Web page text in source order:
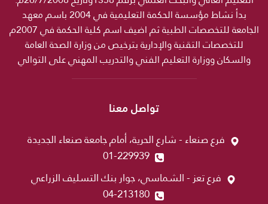
بدأ نشاط مؤسسة الحكمة التعليمية في 2004 باسم معهد
الجامعة للتخصصات الطبية ثم اضيف اسم كلية الحكمة في 2007م
للتخصصات التقنية والإدارية بترخيص من وزارة الصحة العامة
والسكان ووزارة التعليم الفني والتدريب المهني على التوالي
تواصل معنا
فرع صنعاء - شارع الحرية، أمام جامعة صنعاء الجديدة
01-229939
فرع تعز - الشماسي، جوار بنك التسليف الزراعي
04-213180